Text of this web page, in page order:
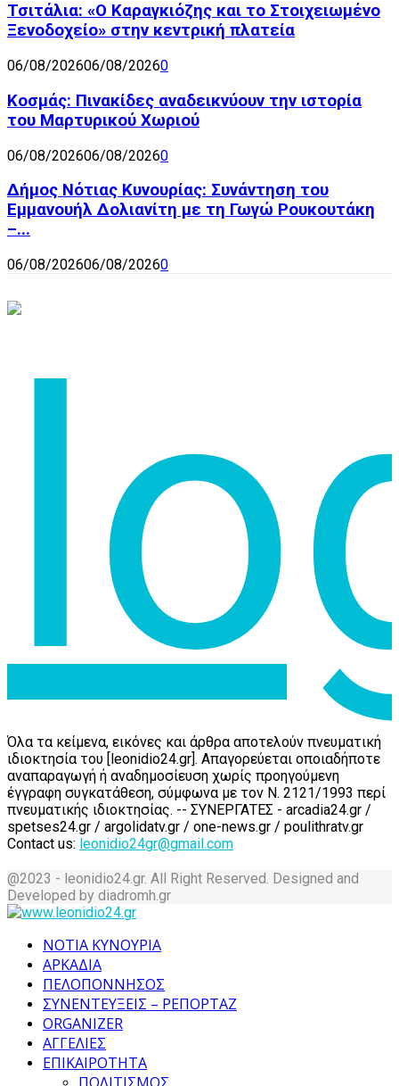
Τσιτάλια: «Ο Καραγκιόζης και το Στοιχειωμένο
Ξενοδοχείο» στην κεντρική πλατεία
06/08/202606/08/20260
Κοσμάς: Πινακίδες αναδεικνύουν την ιστορία
του Μαρτυρικού Χωριού
06/08/202606/08/20260
Δήμος Νότιας Κυνουρίας: Συνάντηση του
Εμμανουήλ Δολιανίτη με τη Γωγώ Ρουκουτάκη
–...
06/08/202606/08/20260
Όλα τα κείμενα, εικόνες και άρθρα αποτελούν πνευματική
ιδιοκτησία του [leonidio24.gr]. Απαγορεύεται οποιαδήποτε
αναπαραγωγή ή αναδημοσίευση χωρίς προηγούμενη
έγγραφη συγκατάθεση, σύμφωνα με τον Ν. 2121/1993 περί
πνευματικής ιδιοκτησίας. -- ΣΥΝΕΡΓΑΤΕΣ - arcadia24.gr /
spetses24.gr / argolidatv.gr / one-news.gr / poulithratv.gr
Contact us: leonidio24gr@gmail.com
@2023 - leonidio24.gr. All Right Reserved. Designed and
Developed by diadromh.gr
ΝΟΤΙΑ ΚΥΝΟΥΡΙΑ
ΑΡΚΑΔΙΑ
ΠΕΛΟΠΟΝΝΗΣΟΣ
ΣΥΝΕΝΤΕΥΞΕΙΣ – ΡΕΠΟΡΤΑΖ
ORGANIZER
ΑΓΓΕΛΙΕΣ
ΕΠΙΚΑΙΡΟΤΗΤΑ